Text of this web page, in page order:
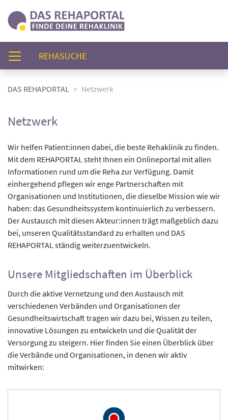
REHASUCHE(AKTUELL)
DAS REHAPORTAL Netzwerk
Netzwerk
Wir helfen Patient:innen dabei, die beste Rehaklinik zu finden.
Mit dem REHAPORTAL steht Ihnen ein Onlineportal mit allen
Informationen rund um die Reha zur Verfügung. Damit
einhergehend pflegen wir enge Partnerschaften mit
Organisationen und Institutionen, die dieselbe Mission wie wir
haben: das Gesundheitssystem kontinuierlich zu verbessern.
Der Austausch mit diesen Akteur:innen trägt maßgeblich dazu
bei, unseren Qualitätsstandard zu erhalten und DAS
REHAPORTAL ständig weiterzuentwickeln.
Unsere Mitgliedschaften im Überblick
Durch die aktive Vernetzung und den Austausch mit
verschiedenen Verbänden und Organisationen der
Gesundheitswirtschaft tragen wir dazu bei, Wissen zu teilen,
innovative Lösungen zu entwickeln und die Qualität der
Versorgung zu steigern. Hier finden Sie einen Überblick über
die Verbände und Organisationen, in denen wir aktiv
mitwirken: